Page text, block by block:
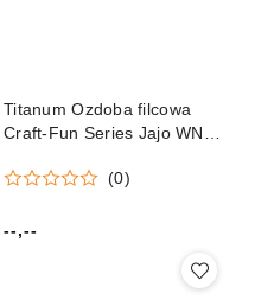
Titanum Ozdoba filcowa
Craft-Fun Series Jajo WN
(0)
Cena:
--,--